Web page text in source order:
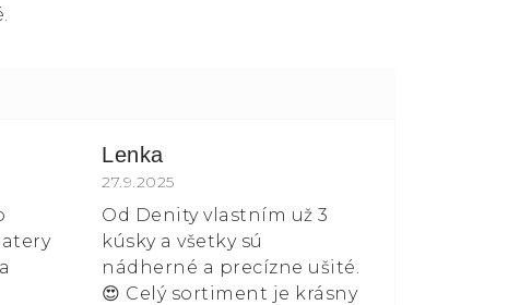
5 z 5 hvězdiček.
Lenka
Hodnocení obchodu je 5 z 5 hvězdiček.
27.9.2025
Od Denity vlastním už 3
kúsky a všetky sú
nádherné a precízne ušité.
😍 Celý sortiment je krásny